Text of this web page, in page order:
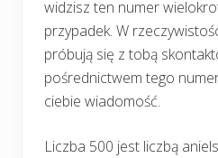
widzisz ten numer
przypadek. W
próbują się z tobą
pośrednictwem tego
ciebie wiadomość.
Liczba 500 jest liczbą